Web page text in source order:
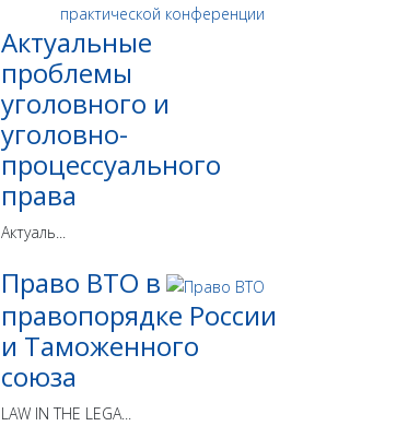
Актуальные
проблемы
уголовного и
уголовно-
процессуального
права
Актуаль...
Право ВТО в
правопорядке России
и Таможенного
союза
LAW IN THE LEGA...